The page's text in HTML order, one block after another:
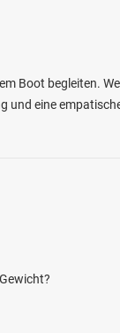
Boot begleiten.
und eine